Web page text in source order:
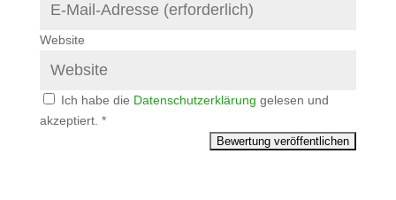
Website
Ich habe die Datenschutzerklärung gelesen und
akzeptiert. *